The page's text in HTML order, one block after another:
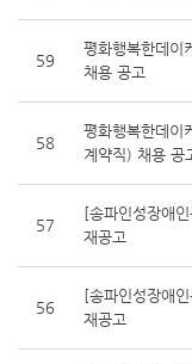
59
평화행복한데이
채용 공고
58
평화행복한데이
계약직) 채용 공
57
[송파인성장애
재공고
56
[송파인성장애
재공고